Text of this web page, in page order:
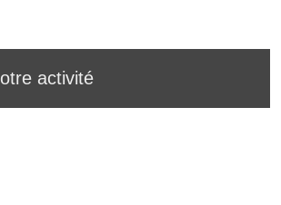
activité